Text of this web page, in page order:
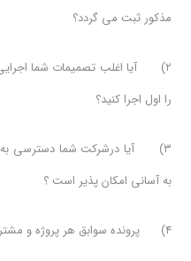
مذکور ثبت می گردد؟
۲) آیا اغلب تصمیمات شما
را اول اجرا کنید؟
۳) آیا درشرکت شما دسترسی به
به آسانی امکان پذیر است ؟
۴) پرونده سوابق هر پروژه و مشتریان را چگونه نگهداری می کنید ؟